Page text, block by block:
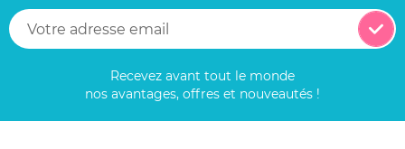
Recevez avant tout le monde
nos avantages, offres et nouveautés !